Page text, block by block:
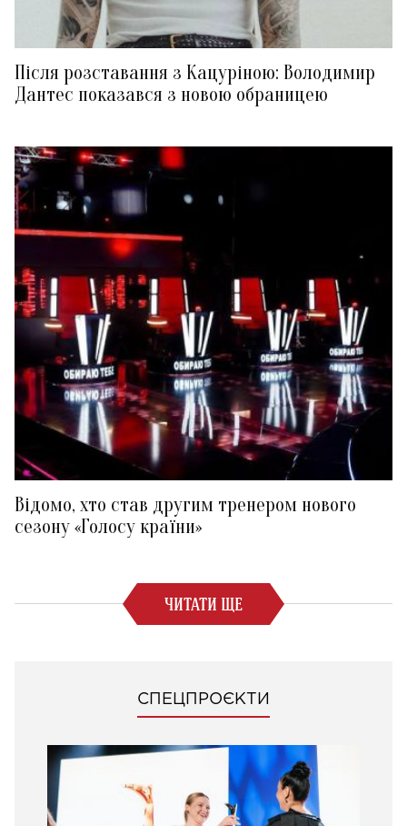
Після розставання з Кацуріною: Володимир
Дантес показався з новою обраницею
Відомо, хто став другим тренером нового
сезону «Голосу країни»
ЧИТАТИ ЩЕ
СПЕЦПРОЄКТИ